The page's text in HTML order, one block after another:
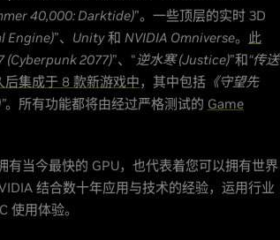
40,000: Darktide)”。一些顶层的实时 3D
Engine)”、 Unity和 NVIDIA Omniverse。
此
(Cyberpunk 2077)”、“逆水寒 (Justice)”和“传送
集成于 8 款新游戏中，其中包括 《守望先
。所有功能都将由经过严格测试的 Game
当今最快的 GPU，也代表着您可以拥有世界
结合数十年应用与技术的经验，运用行业
使用体验。